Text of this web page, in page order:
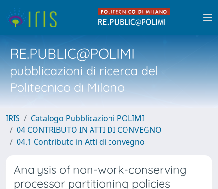
RE.PUBLIC@POLIMI
pubblicazioni di ricerca del
Politecnico di Milano
IRIS
Catalogo Pubblicazioni POLIMI
04 CONTRIBUTO IN ATTI DI CONVEGNO
04.1 Contributo in Atti di convegno
Analysis of non-work-conserving
processor partitioning policies